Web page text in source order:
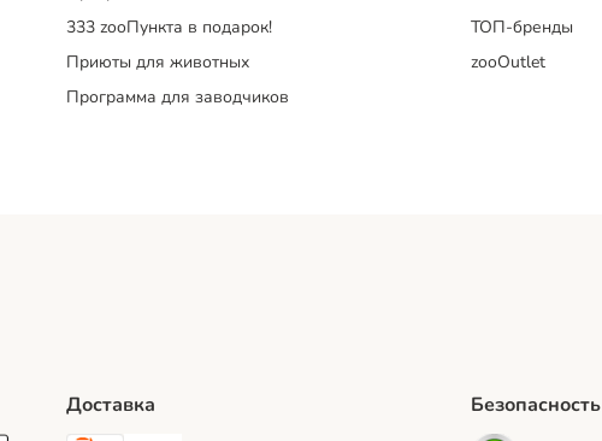
333 zooПункта в подарок!
Приюты для животных
Программа для заводчиков
ТОП-бренды
zooOutlet
Доставка Безопасность